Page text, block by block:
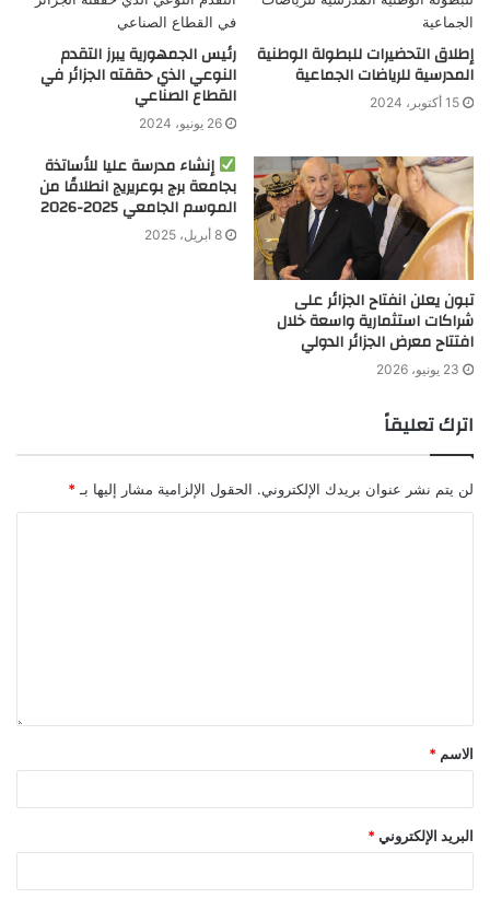
إطلاق التحضيرات للبطولة الوطنية
المدرسية للرياضات الجماعية
15 أكتوبر، 2024
رئيس الجمهورية يبرز التقدم
النوعي الذي حققته الجزائر في
القطاع الصناعي
26 يونيو، 2024
تبون يعلن انفتاح الجزائر على
شراكات استثمارية واسعة خلال
افتتاح معرض الجزائر الدولي
23 يونيو، 2026
إنشاء مدرسة عليا للأساتذة
بجامعة برج بوعريريج انطلاقًا من
الموسم الجامعي 2025-2026
8 أبريل، 2025
اترك تعليقاً
لن يتم نشر عنوان بريدك الإلكتروني. الحقول الإلزامية مشار إليها بـ *
الاسم *
البريد الإلكتروني *